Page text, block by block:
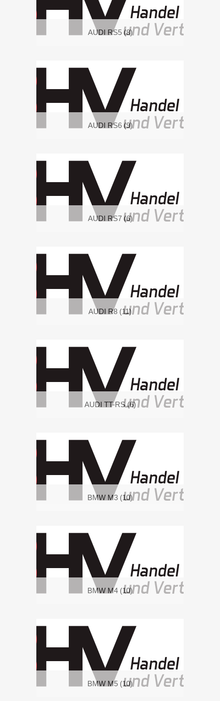
AUDI RS5(8)
AUDI RS6(9)
AUDI RS7(6)
AUDI R8 (11)
AUDI TT-RS(6)
BMW M3 (10)
BMW M4 (10)
BMW M5 (10)